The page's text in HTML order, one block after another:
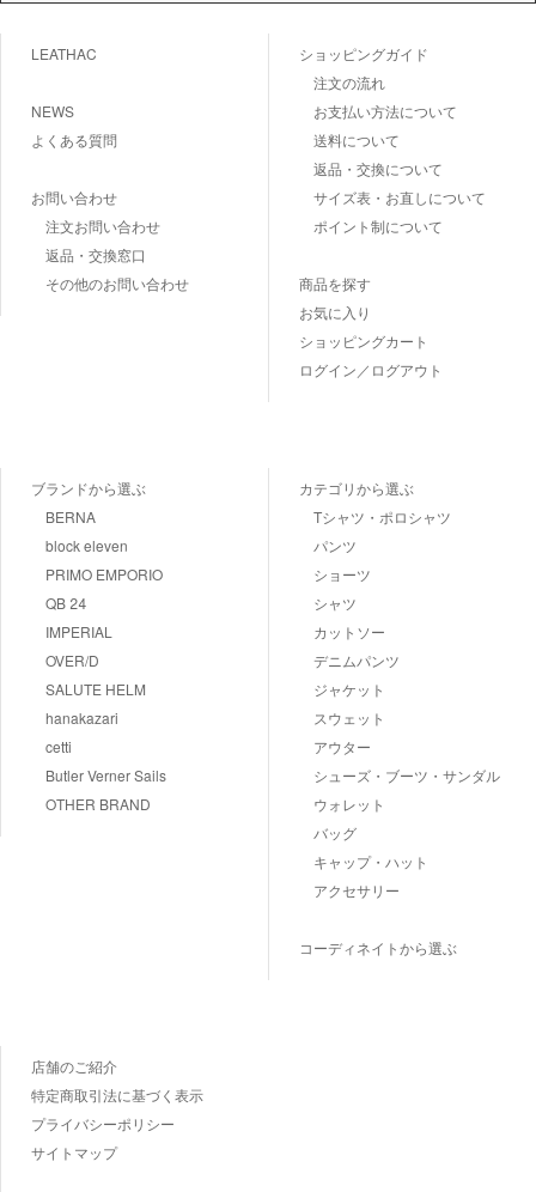
LEATHAC
NEWS
よくある質問
お問い合わせ
注文お問い合わせ
返品・交換窓口
その他のお問い合わせ
ショッピングガイド
注文の流れ
お支払い方法について
送料について
返品・交換について
サイズ表・お直しについて
ポイント制について
商品を探す
お気に入り
ショッピングカート
ログイン／ログアウト
ブランドから選ぶ
BERNA
block eleven
PRIMO EMPORIO
QB 24
IMPERIAL
OVER/D
SALUTE HELM
hanakazari
cetti
Butler Verner Sails
OTHER BRAND
カテゴリから選ぶ
Tシャツ・ポロシャツ
パンツ
ショーツ
シャツ
カットソー
デニムパンツ
ジャケット
スウェット
アウター
シューズ・ブーツ・サンダル
ウォレット
バッグ
キャップ・ハット
アクセサリー
コーディネイトから選ぶ
店舗のご紹介
特定商取引法に基づく表示
プライバシーポリシー
サイトマップ